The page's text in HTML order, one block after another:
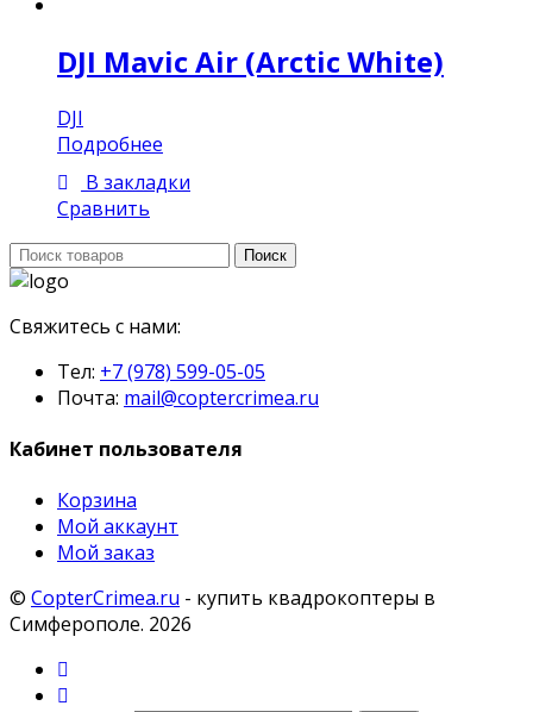
DJI Mavic Air (Arctic White)
DJI
Подробнее
В закладки
Сравнить
Поиск:
Поиск
Свяжитесь с нами:
Тел: +7 (978) 599-05-05
Почта: mail@coptercrimea.ru
Кабинет пользователя
Корзина
Мой аккаунт
Мой заказ
© CopterCrimea.ru - купить квадрокоптеры в
Симферополе. 2026